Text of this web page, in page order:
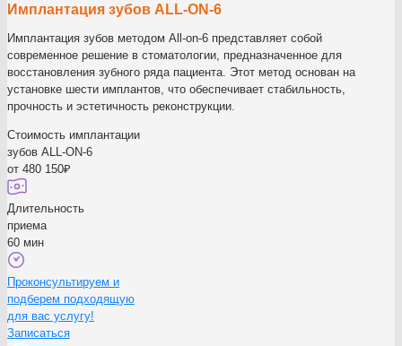
Имплантация зубов ALL-ON-6
Имплантация зубов методом All-on-6 представляет собой
современное решение в стоматологии, предназначенное для
восстановления зубного ряда пациента. Этот метод основан на
установке шести имплантов, что обеспечивает стабильность,
прочность и эстетичность реконструкции.
Стоимость имплантации
зубов ALL-ON-6
от 480 150₽
Длительность
приема
60 мин
Проконсультируем и
подберем подходящую
для вас услугу!
Записаться